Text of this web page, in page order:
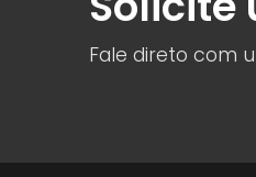
Fale direto com